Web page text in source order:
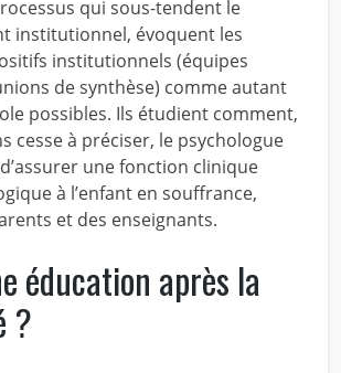
qui sous-tendent le
institutionnel, évoquent les
institutionnels (équipes
de synthèse) comme autant
possibles. Ils étudient comment,
cesse à préciser, le psychologue
une fonction clinique
à l’enfant en souffrance,
et des enseignants.
éducation après la
?